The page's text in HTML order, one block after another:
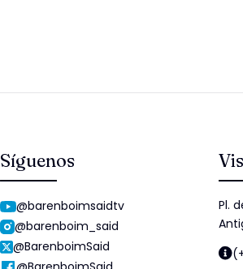
Síguenos
@barenboimsaidtv
@barenboim_said
@BarenboimSaid
Pl.